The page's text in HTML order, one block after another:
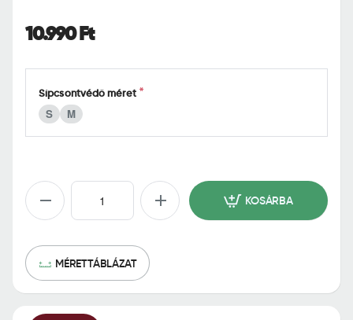
e
10.990 Ft
Sípcsontvédő méret
S M
KOSÁRBA
MÉRETTÁBLÁZAT